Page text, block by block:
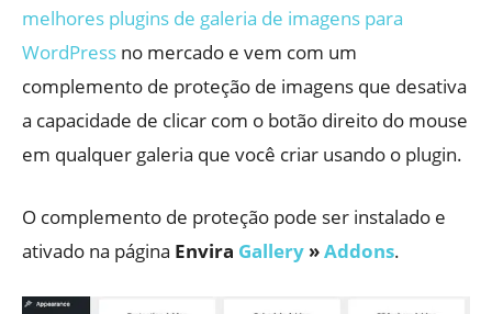
melhores plugins de galeria de imagens para
WordPress no mercado e vem com um
complemento de proteção de imagens que desativa
a capacidade de clicar com o botão direito do mouse
em qualquer galeria que você criar usando o plugin.
O complemento de proteção pode ser instalado e
ativado na página Envira Gallery »Addons.